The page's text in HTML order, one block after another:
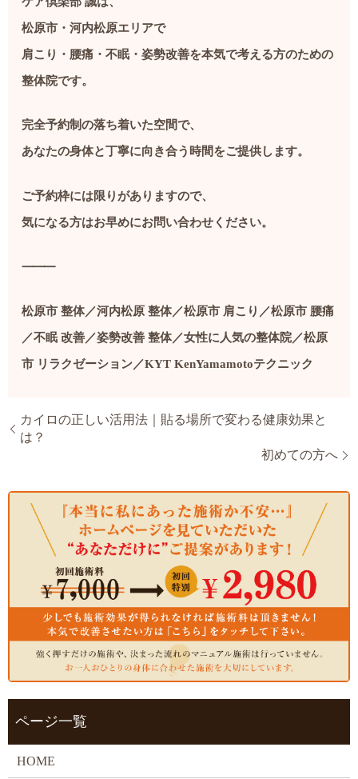
松原市・河内松原エリアで
肩こり・腰痛・不眠・姿勢改善を本気で考える方のための
整体院です。
完全予約制の落ち着いた空間で、
あなたの身体と丁寧に向き合う時間をご提供します。
ご予約枠には限りがありますので、
気になる方はお早めにお問い合わせください。
⸻
松原市 整体／河内松原 整体／松原市 肩こり／松原市 腰痛
／不眠 改善／姿勢改善 整体／女性に人気の整体院／松原
市 リラクゼーション／KYT KenYamamotoテクニック
カイロの正しい活用法｜貼る場所で変わる健康効果と
は？
初めての方へ
ページ一覧
HOME